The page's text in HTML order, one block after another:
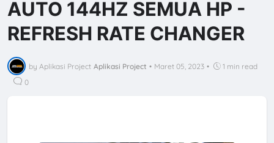
AUTO 144HZ SEMUA HP -
REFRESH RATE CHANGER
by Aplikasi Project Aplikasi Project • Maret 05, 2023 •
1 min read
0